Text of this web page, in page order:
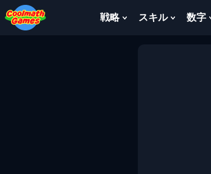
Skip
to
Top
Skip
to
Navigation
Skip
to
Main
Skip
to
Footer
戦略 Showスキル Show
数字